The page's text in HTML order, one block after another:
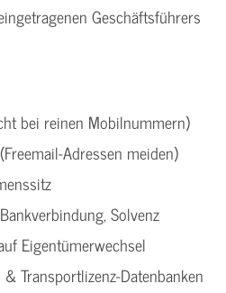
Geschäftsführers
bei reinen Mobilnummern)
Adressen meiden)
Solvenz
Eigentümerwechsel
Transportlizenz-Datenbanken